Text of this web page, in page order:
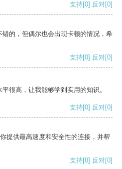
支持[0] 反对[0]
的，但偶尔也会出现卡顿的情况，希
支持[0] 反对[0]
很高，让我能够学到实用的知识。
支持[0] 反对[0]
提供最高速度和安全性的连接，并帮
支持[0] 反对[0]